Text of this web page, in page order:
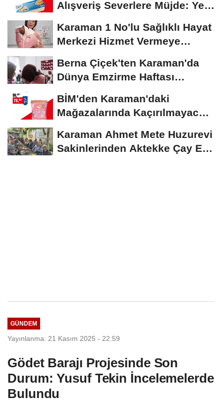
Alışveriş Severlere Müjde: Yeni
Karaman 1 No'lu Sağlıklı Hayat
Merkezi Hizmet Vermeye
Berna Çiçek'ten Karaman'da
Dünya Emzirme Haftası
Etkinliğine Ziyaret
BİM'den Karaman'daki
Mağazalarında Kaçırılmayacak
Karaman Ahmet Mete Huzurevi
Sakinlerinden Aktekke Çay Evi
GÜNDEM
Yayınlanma: 21 Kasım 2025 - 22:59
Gödet Barajı Projesinde Son
Durum: Yusuf Tekin İncelemelerde
Bulundu